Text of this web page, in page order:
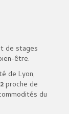
de stages
être.
de Lyon,
proche de
du